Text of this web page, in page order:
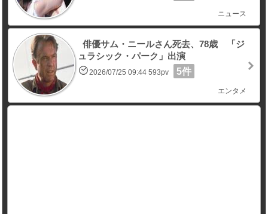
ニュース
俳優サム・ニールさん死去、78歳 「ジ
ュラシック・パーク」出演
2026/07/25 09:44 593pv 5件
エンタメ